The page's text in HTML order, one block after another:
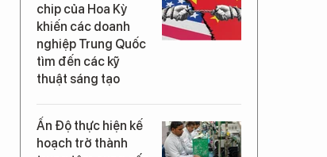
chip của Hoa Kỳ
khiến các doanh
nghiệp Trung Quốc
tìm đến các kỹ
thuật sáng tạo
Ấn Độ thực hiện kế
hoạch trở thành